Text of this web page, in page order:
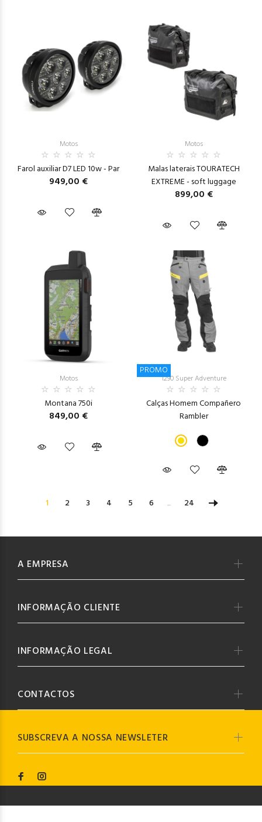
Motos
Farol auxiliar D7 LED 10w - Par
949,00 €
Motos
Malas laterais TOURATECH
EXTREME - soft luggage
899,00 €
Motos
Montana 750i
849,00 €
PROMO
1290 Super Adventure
Calças Homem Compañero
Rambler
1 2 3 4 5 6 ... 24
SUBSCREVA A NOSSA NEWSLETER
A EMPRESA
INFORMAÇÃO CLIENTE
INFORMAÇÃO LEGAL
CONTACTOS